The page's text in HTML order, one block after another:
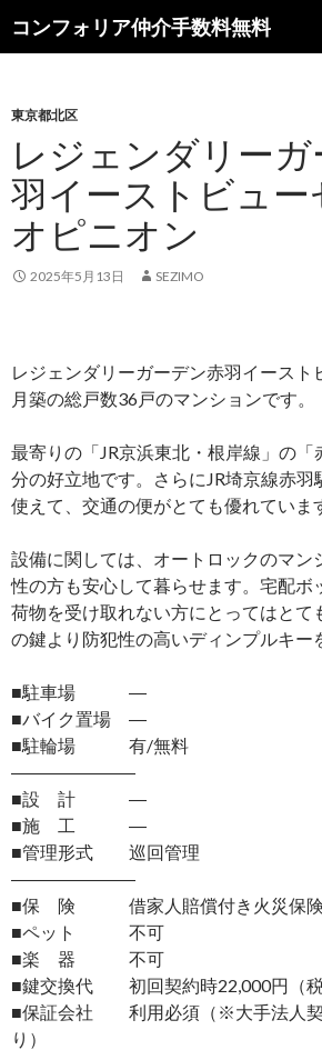
コンフォリア仲介手数料無料
索
ン
ツ
へ
ス
キ
ッ
東京都北区
レジェンダリー
羽イーストビュー
オピニオン
2025年5月13日 SEZIMO
レジェンダリーガーデン赤羽イースト
月築の総戸数36戸のマンションです。
最寄りの「JR京浜東北・根岸線」の
分の好立地です。さらにJR埼京線赤
使えて、交通の便がとても優れていま
設備に関しては、オートロックのマン
性の方も安心して暮らせます。宅配ボ
荷物を受け取れない方にとってはとて
の鍵より防犯性の高いディンプルキー
■駐車場 ―
■バイク置場 ―
■駐輪場 有/無料
―――――――
■設 計 ―
■施 工 ―
■管理形式 巡回管理
―――――――
■保 険 借家人賠償付き火災保険
■ペット 不可
■楽 器 不可
■鍵交換代 初回契約時22,000円（税
■保証会社 利用必須（※大手法人契
り）